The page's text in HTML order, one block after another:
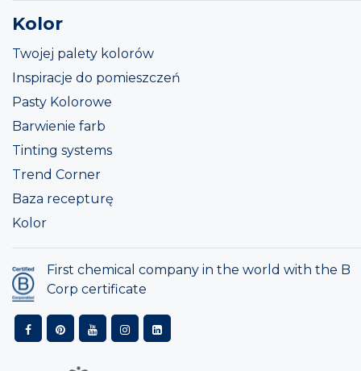
Kolor
Twojej palety kolorów
Inspiracje do pomieszczeń
Pasty Kolorowe
Barwienie farb
Tinting systems
Trend Corner
Baza recepturę
Kolor
First chemical company in the world with the B
Corp certificate